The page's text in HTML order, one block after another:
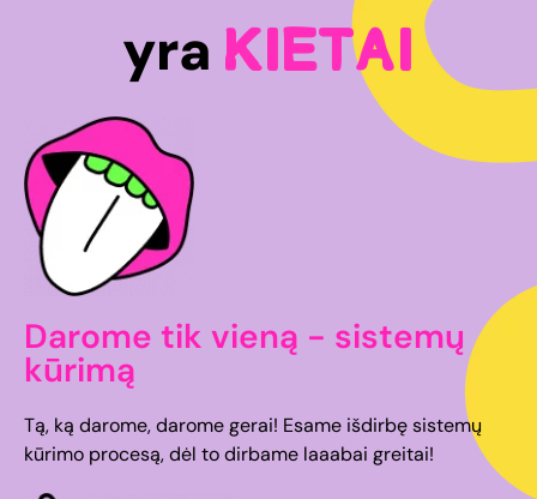
yra Kietai
Darome tik vieną - sistemų
kūrimą
Tą, ką darome, darome gerai! Esame išdirbę sistemų
kūrimo procesą, dėl to dirbame laaabai greitai!